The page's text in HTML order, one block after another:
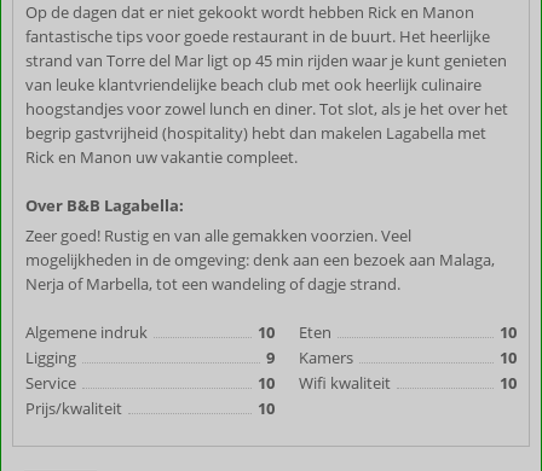
Op de dagen dat er niet gekookt wordt hebben Rick en Manon
fantastische tips voor goede restaurant in de buurt. Het heerlijke
strand van Torre del Mar ligt op 45 min rijden waar je kunt genieten
van leuke klantvriendelijke beach club met ook heerlijk culinaire
hoogstandjes voor zowel lunch en diner. Tot slot, als je het over het
begrip gastvrijheid (hospitality) hebt dan makelen Lagabella met
Rick en Manon uw vakantie compleet.
Over B&B Lagabella:
Zeer goed! Rustig en van alle gemakken voorzien. Veel
mogelijkheden in de omgeving: denk aan een bezoek aan Malaga,
Nerja of Marbella, tot een wandeling of dagje strand.
Algemene indruk
10
Ligging
9
Service
10
Prijs/kwaliteit
10
Eten
10
Kamers
10
Wifi kwaliteit
10